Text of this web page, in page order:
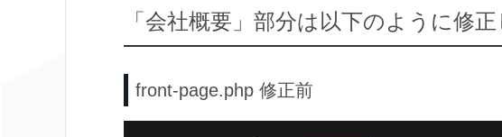
「会社概要」部分は以下のように修正
front-page.php 修正前